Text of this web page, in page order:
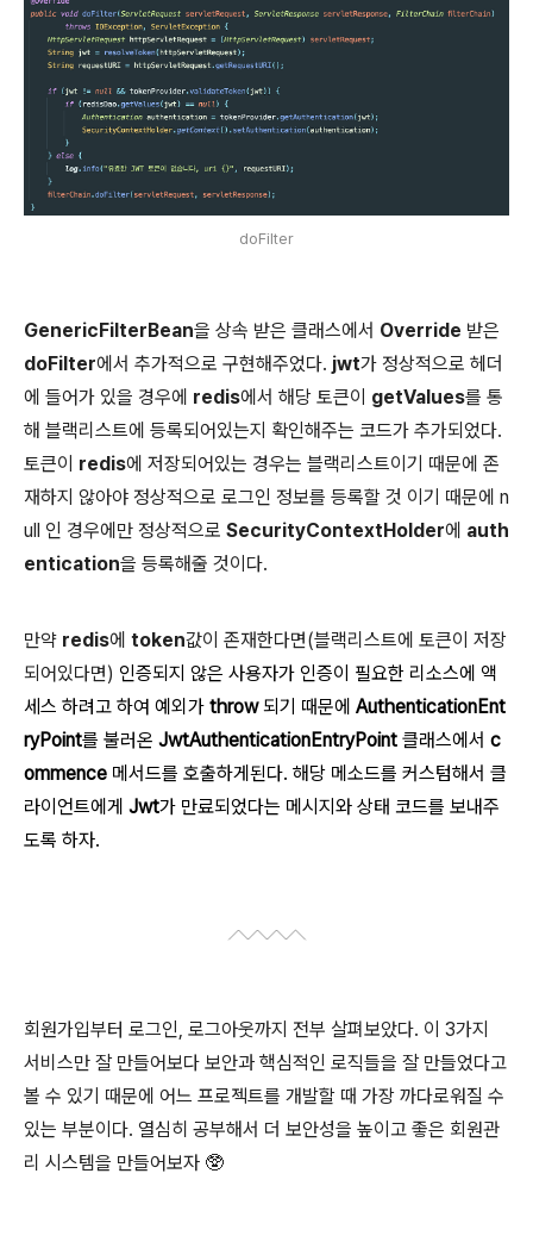
doFilter
GenericFilterBean을 상속 받은 클래스에서 Override 받은
doFilter에서 추가적으로 구현해주었다. jwt가 정상적으로 헤더
에 들어가 있을 경우에 redis에서 해당 토큰이 getValues를 통
해 블랙리스트에 등록되어있는지 확인해주는 코드가 추가되었다.
토큰이 redis에 저장되어있는 경우는 블랙리스트이기 때문에 존
재하지 않아야 정상적으로 로그인 정보를 등록할 것 이기 때문에 n
ull 인 경우에만 정상적으로 SecurityContextHolder에 auth
entication을 등록해줄 것이다.
만약 redis에 token값이 존재한다면(블랙리스트에 토큰이 저장
되어있다면) 인증되지 않은 사용자가 인증이 필요한 리소스에 액
세스 하려고 하여 예외가 throw되기 때문에 AuthenticationEnt
ryPoint를 불러온 JwtAuthenticationEntryPoint 클래스에서 c
ommence 메서드를 호출하게된다. 해당 메소드를 커스텀해서 클
라이언트에게 Jwt가 만료되었다는 메시지와 상태 코드를 보내주
도록 하자.
회원가입부터 로그인, 로그아웃까지 전부 살펴보았다. 이 3가지
서비스만 잘 만들어보다 보안과 핵심적인 로직들을 잘 만들었다고
볼 수 있기 때문에 어느 프로젝트를 개발할 때 가장 까다로워질 수
있는 부분이다. 열심히 공부해서 더 보안성을 높이고 좋은 회원관
리 시스템을 만들어보자 🥸